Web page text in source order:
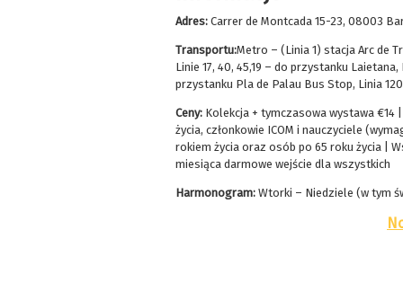
Adres:Carrer de Montcada 15-23, 08003
Transportu:Metro – (Linia 1) stacja Arc de
Linie 17, 40, 45,19 – do przystanku
przystanku Pla de Palau Bus Stop, Linia
Ceny:Kolekcja + tymczasowa wystawa €14
życia, członkowie ICOM i nauczyciele
rokiem życia oraz osób po 65 roku życia |
miesiąca darmowe wejście dla wszystkich
Harmonogram:Wtorki – Niedziele (w tym